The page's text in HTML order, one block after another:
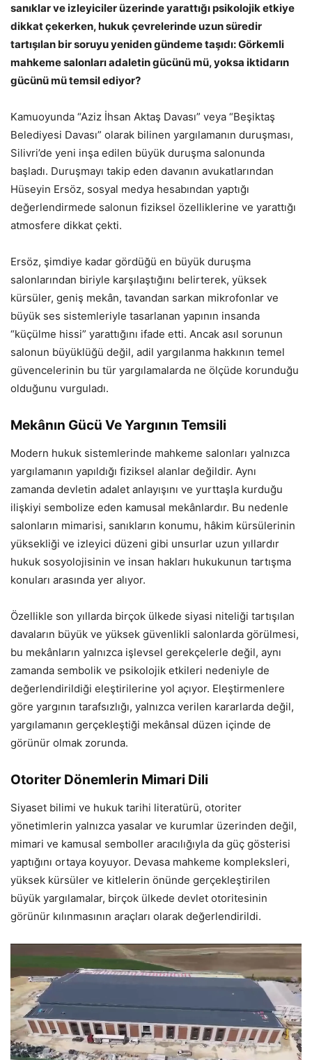
sanıklar ve izleyiciler üzerinde yarattığı psikolojik etkiye
dikkat çekerken, hukuk çevrelerinde uzun süredir
tartışılan bir soruyu yeniden gündeme taşıdı: Görkemli
mahkeme salonları adaletin gücünü mü, yoksa iktidarın
gücünü mü temsil ediyor?
Kamuoyunda “Aziz İhsan Aktaş Davası” veya “Beşiktaş
Belediyesi Davası” olarak bilinen yargılamanın duruşması,
Silivri’de yeni inşa edilen büyük duruşma salonunda
başladı. Duruşmayı takip eden davanın avukatlarından
Hüseyin Ersöz, sosyal medya hesabından yaptığı
değerlendirmede salonun fiziksel özelliklerine ve yarattığı
atmosfere dikkat çekti.
Ersöz, şimdiye kadar gördüğü en büyük duruşma
salonlarından biriyle karşılaştığını belirterek, yüksek
kürsüler, geniş mekân, tavandan sarkan mikrofonlar ve
büyük ses sistemleriyle tasarlanan yapının insanda
“küçülme hissi” yarattığını ifade etti. Ancak asıl sorunun
salonun büyüklüğü değil, adil yargılanma hakkının temel
güvencelerinin bu tür yargılamalarda ne ölçüde korunduğu
olduğunu vurguladı.
Mekânın Gücü Ve Yargının Temsili
Modern hukuk sistemlerinde mahkeme salonları yalnızca
yargılamanın yapıldığı fiziksel alanlar değildir. Aynı
zamanda devletin adalet anlayışını ve yurttaşla kurduğu
ilişkiyi sembolize eden kamusal mekânlardır. Bu nedenle
salonların mimarisi, sanıkların konumu, hâkim kürsülerinin
yüksekliği ve izleyici düzeni gibi unsurlar uzun yıllardır
hukuk sosyolojisinin ve insan hakları hukukunun tartışma
konuları arasında yer alıyor.
Özellikle son yıllarda birçok ülkede siyasi niteliği tartışılan
davaların büyük ve yüksek güvenlikli salonlarda görülmesi,
bu mekânların yalnızca işlevsel gerekçelerle değil, aynı
zamanda sembolik ve psikolojik etkileri nedeniyle de
değerlendirildiği eleştirilerine yol açıyor. Eleştirmenlere
göre yargının tarafsızlığı, yalnızca verilen kararlarda değil,
yargılamanın gerçekleştiği mekânsal düzen içinde de
görünür olmak zorunda.
Otoriter Dönemlerin Mimari Dili
Siyaset bilimi ve hukuk tarihi literatürü, otoriter
yönetimlerin yalnızca yasalar ve kurumlar üzerinden değil,
mimari ve kamusal semboller aracılığıyla da güç gösterisi
yaptığını ortaya koyuyor. Devasa mahkeme kompleksleri,
yüksek kürsüler ve kitlelerin önünde gerçekleştirilen
büyük yargılamalar, birçok ülkede devlet otoritesinin
görünür kılınmasının araçları olarak değerlendirildi.